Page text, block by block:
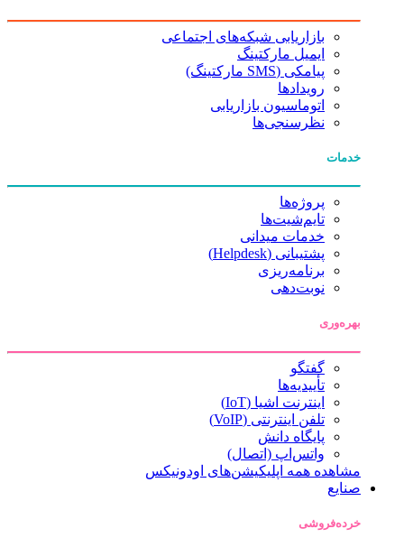
بازاریابی شبکه‌های اجتماعی
ایمیل مارکتینگ
پیامکی (SMS مارکتینگ)
رویدادها
اتوماسیون بازاریابی
نظرسنجی‌ها
خدمات
پروژه‌ها
تایم‌شیت‌ها
خدمات میدانی
پشتیبانی (Helpdesk)
برنامه‌ریزی
نوبت‌دهی
بهره‌وری
گفتگو
تأییدیه‌ها
اینترنت اشیا (IoT)
تلفن اینترنتی (VoIP)
پایگاه دانش
واتس‌اپ (اتصال)
مشاهده همه اپلیکیشن‌های اودونیکس
صنایع
خرده‌فروشی